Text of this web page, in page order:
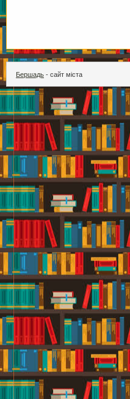
Бершадь - сайт міста